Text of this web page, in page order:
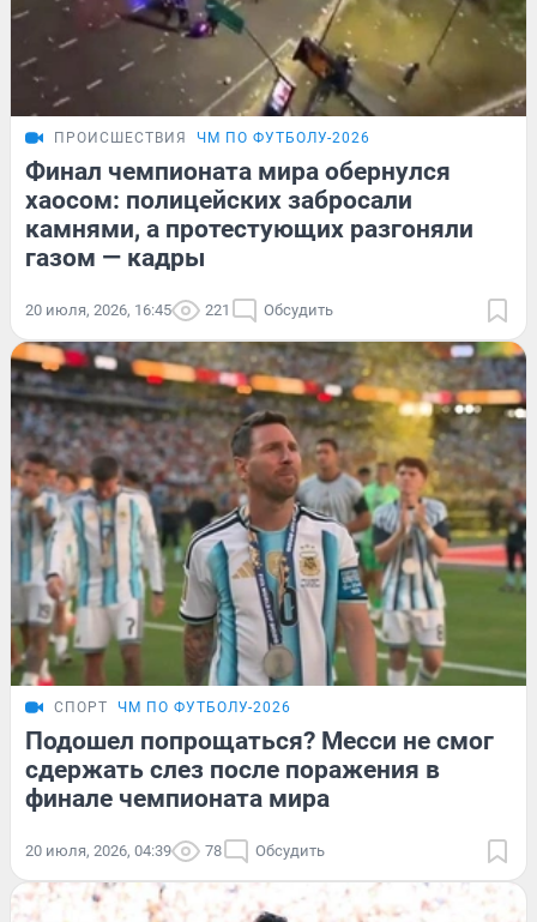
ПРОИСШЕСТВИЯ ЧМ ПО ФУТБОЛУ-2026
Финал чемпионата мира обернулся
хаосом: полицейских забросали
камнями, а протестующих разгоняли
газом — кадры
20 июля, 2026, 16:45 221 Обсудить
СПОРТ ЧМ ПО ФУТБОЛУ-2026
Подошел попрощаться? Месси не смог
сдержать слез после поражения в
финале чемпионата мира
20 июля, 2026, 04:39 78 Обсудить